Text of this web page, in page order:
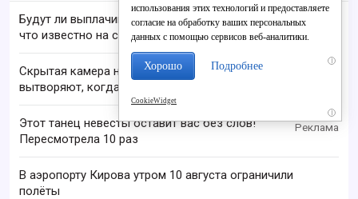
Будут ли выплачивать 13-ю пенсию в 2026 году:
что известно на сегодня
i
Скрытая камера на пляже Крыма: Что люди
вытворяют, когда их не видят...
i
Этот танец невесты оставит вас без слов!
Пересмотрела 10 раз
В аэропорту Кирова утром 10 августа ограничили
полёты
использования этих технологий и предоставляете
согласие на обработку ваших персональных
данных с помощью сервисов веб-аналитики.
Хорошо Подробнее
CookieWidget